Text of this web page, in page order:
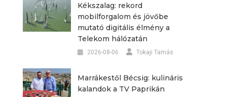
Kékszalag: rekord
mobilforgalom és jövőbe
mutató digitális élmény a
Telekom hálózatán
2026-08-06 Tokaji Tamás
Marrákestől Bécsig: kulináris
kalandok a TV Paprikán